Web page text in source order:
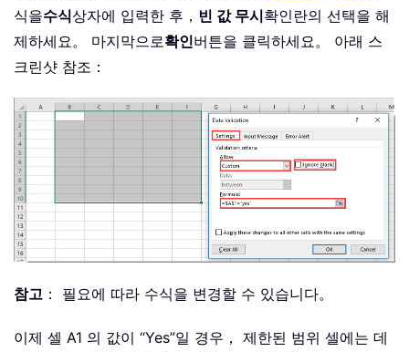
식을수식상자에 입력한 후， 빈 값 무시확인란의 선택을 해
제하세요。 마지막으로확인버튼을 클릭하세요。 아래 스
크린샷 참조：
참고 ： 필요에 따라 수식을 변경할 수 있습니다。
이제 셀 A1 의 값이 “Yes”일 경우， 제한된 범위 셀에는 데